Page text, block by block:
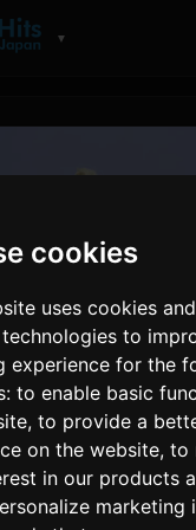
cookies
uses cookies
to
experience for the
to enable basic
,to provide a
on the website,to
in our products
marketing
▼
પ્રથમ
આગાહી
કરે છે